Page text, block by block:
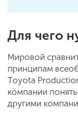
Для чего
Мировой
принципам
Тoyota
компании
другими